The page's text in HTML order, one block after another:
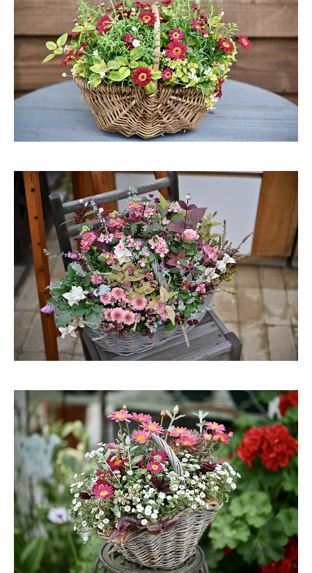
雑木の庭
壁面緑化
蘭展＆希望の芽
泉ボタニカルガーデン